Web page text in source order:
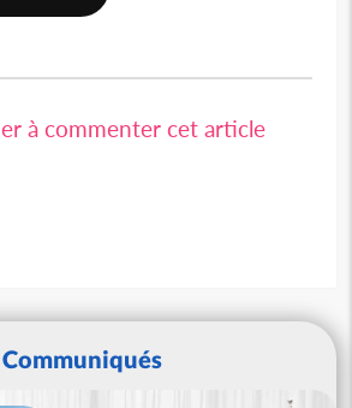
à commenter cet article
Communiqués